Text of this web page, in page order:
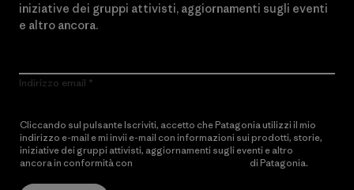
iniziative dei gruppi attivisti, aggiornamenti sugli eventi
e altro ancora.
Indirizzo email
Cliccando sul pulsante Iscriviti, accetto che Patagonia utilizzi il mio
indirizzo e-mail e mi invii e-mail con informazioni sui prodotti, storie,
iniziative dei gruppi attivisti, aggiornamenti sugli eventi e altro
ancora in conformità con
di Patagonia.